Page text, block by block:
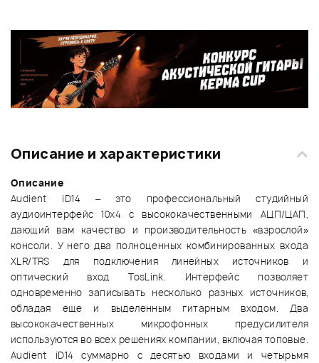
Описание и характеристики
Описание
Audient iD14 – это профессиональный студийный
аудиоинтерфейс 10х4 с высококачественными АЦП/ЦАП,
дающий вам качество и производительность «взрослой»
консоли. У него два полноценных комбинированных входа
XLR/TRS для подключения линейных источников и
оптический вход TosLink. Интерфейс позволяет
одновременно записывать несколько разных источников,
обладая еще и выделенным гитарным входом. Два
высококачественных микрофонных предусилителя
используются во всех решениях компании, включая топовые.
Audient iD14 суммарно с десятью входами и четырьмя